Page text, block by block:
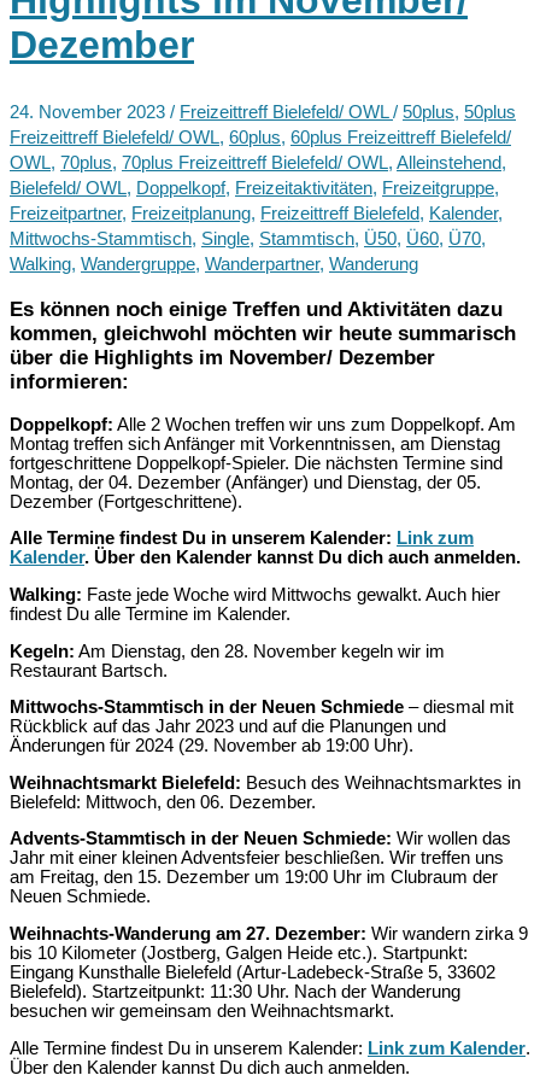
2025
Dezember
24. November 2023 / Freizeittreff Bielefeld/ OWL/ 50plus, 50plus
Freizeittreff Bielefeld/ OWL, 60plus, 60plus Freizeittreff Bielefeld/
OWL, 70plus, 70plus Freizeittreff Bielefeld/ OWL, Alleinstehend,
Bielefeld/ OWL, Doppelkopf, Freizeitaktivitäten, Freizeitgruppe,
Freizeitpartner, Freizeitplanung, Freizeittreff Bielefeld, Kalender,
Mittwochs-Stammtisch, Single, Stammtisch, Ü50, Ü60, Ü70,
Walking, Wandergruppe, Wanderpartner, Wanderung
Es können noch einige Treffen und Aktivitäten dazu
kommen, gleichwohl möchten wir heute summarisch
über die Highlights im November/ Dezember
informieren:
Doppelkopf: Alle 2 Wochen treffen wir uns zum Doppelkopf. Am
Montag treffen sich Anfänger mit Vorkenntnissen, am Dienstag
fortgeschrittene Doppelkopf-Spieler. Die nächsten Termine sind
Montag, der 04. Dezember (Anfänger) und Dienstag, der 05.
Dezember (Fortgeschrittene).
Alle Termine findest Du in unserem Kalender: Link zum
Kalender. Über den Kalender kannst Du dich auch anmelden.
Walking: Faste jede Woche wird Mittwochs gewalkt. Auch hier
findest Du alle Termine im Kalender.
Kegeln: Am Dienstag, den 28. November kegeln wir im
Restaurant Bartsch.
Mittwochs-Stammtisch in der Neuen Schmiede – diesmal mit
Rückblick auf das Jahr 2023 und auf die Planungen und
Änderungen für 2024 (29. November ab 19:00 Uhr).
Weihnachtsmarkt Bielefeld: Besuch des Weihnachtsmarktes in
Bielefeld: Mittwoch, den 06. Dezember.
Advents-Stammtisch in der Neuen Schmiede: Wir wollen das
Jahr mit einer kleinen Adventsfeier beschließen. Wir treffen uns
am Freitag, den 15. Dezember um 19:00 Uhr im Clubraum der
Neuen Schmiede.
Weihnachts-Wanderung am 27. Dezember: Wir wandern zirka 9
bis 10 Kilometer (Jostberg, Galgen Heide etc.). Startpunkt:
Eingang Kunsthalle Bielefeld (Artur-Ladebeck-Straße 5, 33602
Bielefeld). Startzeitpunkt: 11:30 Uhr. Nach der Wanderung
besuchen wir gemeinsam den Weihnachtsmarkt.
Alle Termine findest Du in unserem Kalender: Link zum Kalender.
Über den Kalender kannst Du dich auch anmelden.